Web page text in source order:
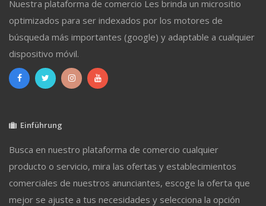
Nuestra plataforma de comercio Les brinda un micrositio
optimizados para ser indexados por los motores de
búsqueda más importantes (google) y adaptable a cualquier
dispositivo móvil.
Einführung
Busca en nuestro plataforma de comercio cualquier
producto o servicio, mira las ofertas y establecimientos
comerciales de nuestros anunciantes, escoge la oferta que
mejor se ajuste a tus necesidades y selecciona la opción